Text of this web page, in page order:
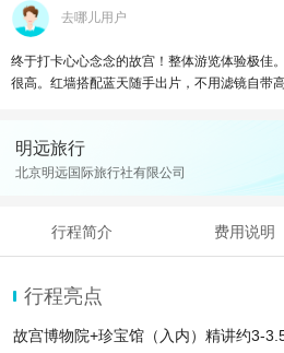
去哪儿用户
终于打卡心心念念的故宫！整体游览体验极佳
很高。红墙搭配蓝天随手出片，不用滤镜自带
明远旅行
北京明远国际旅行社有限公司
行程简介 费用说明
行程亮点
故宫博物院+珍宝馆（入内）精讲约3-